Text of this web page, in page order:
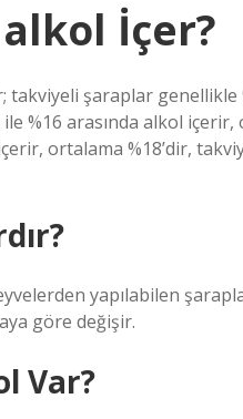
İçer?
şaraplar genellikle
%16 arasında alkol içerir,
ortalama %18’dir,
yapılabilen
göre değişir.
Var?